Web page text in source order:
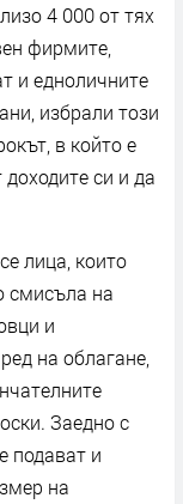
4 000 от тях
фирмите,
и едноличните
избрали този
в който е
си и да
лица, които
смисъла на
и
на облагане,
Заедно с
подават и
на